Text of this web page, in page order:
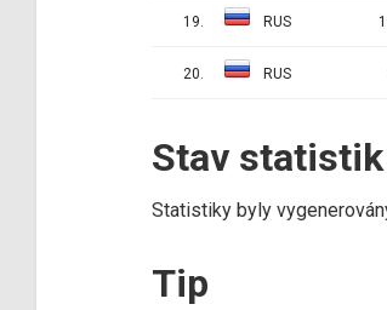
19. RUS
20. RUS
Stav statistik
Statistiky byly
Tip